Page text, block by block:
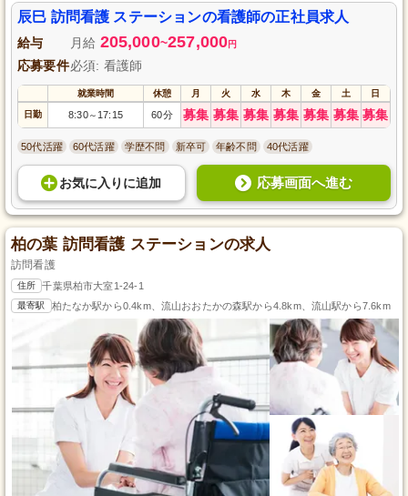
辰巳 訪問看護 ステーションの看護師の正社員求人
給与 月給 205,000~257,000円
応募要件必須: 看護師
就業時間 休憩 月 火 水 木 金 土 日
日勤 8:30～ 17:15 60分 募集 募集 募集 募集 募集 募集 募集
50代活躍 60代活躍 学歴不問 新卒可 年齢不問 40代活躍
お気に入り に追加 応募画面へ進む
柏の葉 訪問看護 ステーションの求人
訪問看護
住所 千葉県柏市大室1-24-1
最寄駅 柏たなか駅から0.4km、流山おおたかの森駅から4.8km、流山駅から7.6km